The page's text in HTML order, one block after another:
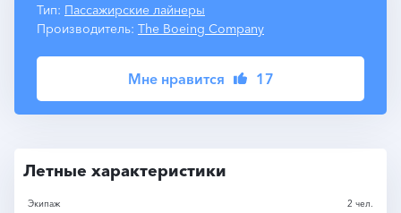
Тип: Пассажирские лайнеры
Производитель: The Boeing Company
Мне нравится 17
Летные характеристики
Экипаж 2 чел.